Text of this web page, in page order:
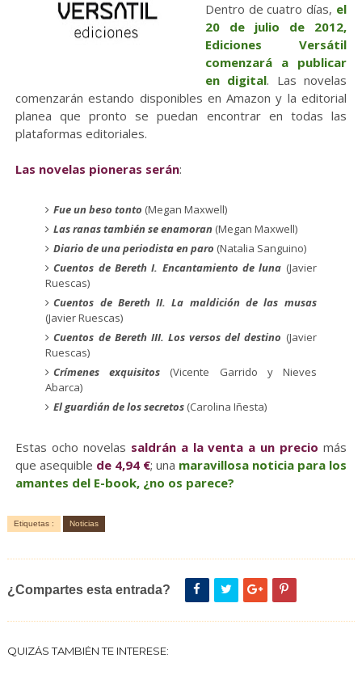
Dentro de cuatro días, el
20 de julio de 2012,
Ediciones Versátil
comenzará a publicar
en digital. Las novelas
comenzarán estando disponibles en Amazon y la editorial
planea que pronto se puedan encontrar en todas las
plataformas editoriales.
Las novelas pioneras serán:
Fue un beso tonto (Megan Maxwell)
Las ranas también se enamoran (Megan Maxwell)
Diario de una periodista en paro (Natalia Sanguino)
Cuentos de Bereth I. Encantamiento de luna (Javier
Ruescas)
Cuentos de Bereth II. La maldición de las musas
(Javier Ruescas)
Cuentos de Bereth III. Los versos del destino (Javier
Ruescas)
Crímenes exquisitos (Vicente Garrido y Nieves
Abarca)
El guardián de los secretos (Carolina Iñesta)
Estas ocho novelas saldrán a la venta a un precio más
que asequible de 4,94 €; una maravillosa noticia para los
amantes del E-book, ¿no os parece?
Etiquetas : Noticias
¿Compartes esta entrada?
QUIZÁS TAMBIÉN TE INTERESE: